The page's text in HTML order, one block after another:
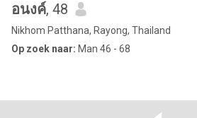
อนงค์, 48
Nikhom Patthana, Rayong, Thailand
Op zoek naar: Man 46 - 68